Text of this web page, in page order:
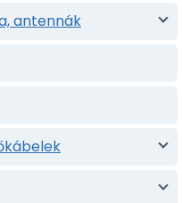
antennák